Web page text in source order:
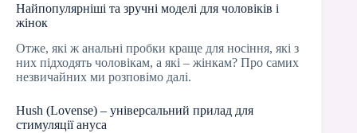
Найпопулярніші та зручні моделі для чоловіків і
жінок
Отже, які ж анальні пробки краще для носіння, які з
них підходять чоловікам, а які – жінкам? Про самих
незвичайних ми розповімо далі.
Hush (Lovense) – універсальний прилад для
стимуляції ануса